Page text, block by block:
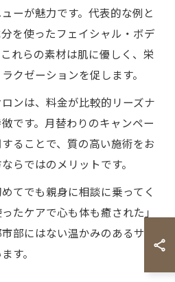
ーが魅力です。代表的な例と
を使ったフェイシャル・ボデ
れらの素材は肌に優しく、栄
クゼーションを促します。
ンは、料金が比較的リーズナ
です。月替わりのキャンペー
ることで、質の高い施術をお
らではのメリットです。
てでも親身に相談に乗ってく
たケアで心も体も癒された」
部にはない温かみのあるサー
す。